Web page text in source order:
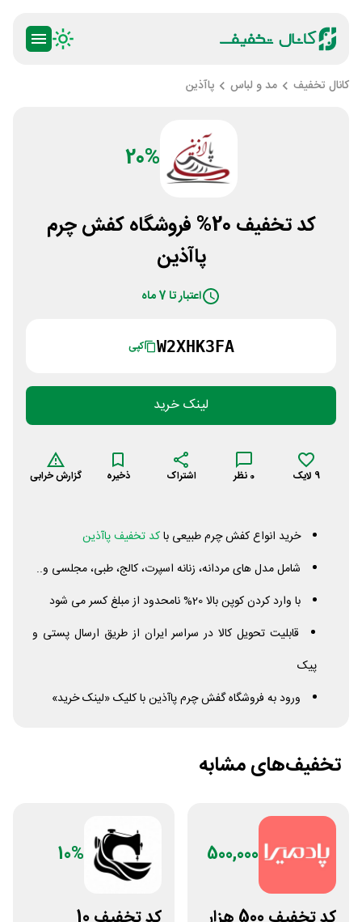
کانال تخفیف مد و لباس پاآذین
20%
کد تخفیف 20% فروشگاه کفش چرم
پاآذین
اعتبار تا 7 ماه
W2XHK3FA کپی
لینک خرید
9 لایک 0 نظر اشتراک ذخیره گزارش خرابی
خرید انواع کفش چرم طبیعی باکد تخفیف پاآذین
شامل مدل های مردانه، زنانه اسپرت، کالج، طبی، مجلسی و..
با وارد کردن کوپن بالا 20% نامحدود از مبلغ کسر می شود
قابلیت تحویل کالا در سراسر ایران از طریق ارسال پستی و
پیک
ورود به فروشگاه گفش چرم پاآذین با کلیک «لینک خرید»
تخفیف‌های مشابه
500,000
10%